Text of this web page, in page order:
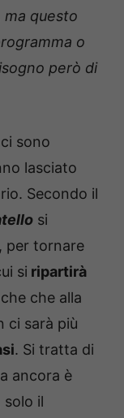
questo
o
però di
sono
lasciato
Secondo il
si
, per tornare
si ripartirà
che alla
ci sarà più
. Si tratta di
ancora è
solo il